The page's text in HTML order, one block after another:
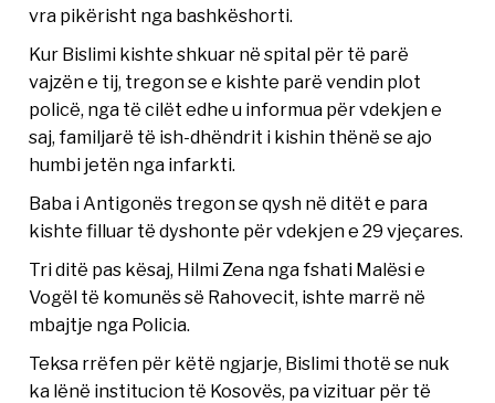
vra pikërisht nga bashkëshorti.
Kur Bislimi kishte shkuar në spital për të parë
vajzën e tij, tregon se e kishte parë vendin plot
policë, nga të cilët edhe u informua për vdekjen e
saj, familjarë të ish-dhëndrit i kishin thënë se ajo
humbi jetën nga infarkti.
Baba i Antigonës tregon se qysh në ditët e para
kishte filluar të dyshonte për vdekjen e 29 vjeçares.
Tri ditë pas kësaj, Hilmi Zena nga fshati Malësi e
Vogël të komunës së Rahovecit, ishte marrë në
mbajtje nga Policia.
Teksa rrëfen për këtë ngjarje, Bislimi thotë se nuk
ka lënë institucion të Kosovës, pa vizituar për të